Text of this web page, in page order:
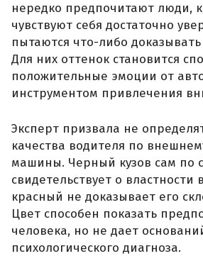
нередко предпочитают люди,
чувствуют себя достаточно
пытаются что-либо
Для них оттенок становится
положительные эмоции от
инструментом привлечения
Эксперт призвала не
качества водителя по
машины. Черный кузов сам по
свидетельствует о властности
красный не доказывает его
Цвет способен показать
человека, но не дает
психологического диагноза.